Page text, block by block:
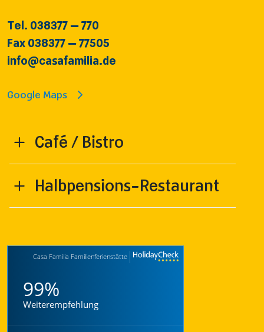
Tel. 038377 – 770
Fax 038377 – 77505
info@casafamilia.de
Google Maps
Café / Bistro
Halbpensions-Restaurant
Casa Familia Familienferienstätte
99%
Weiterempfehlung